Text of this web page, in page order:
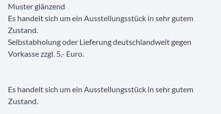
Muster glänzend
Es handelt sich um ein Ausstellungsstück in sehr gutem
Zustand.
Selbstabholung oder Lieferung deutschlandweit gegen
Vorkasse zzgl. 5,- Euro.
Es handelt sich um ein Ausstellungsstück in sehr gutem
Zustand.